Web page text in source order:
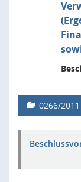
0266/2011